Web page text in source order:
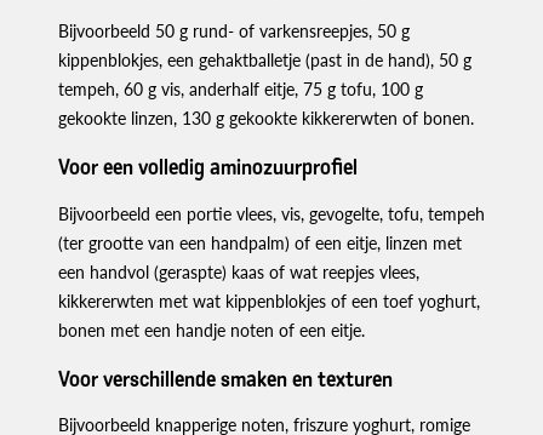
Bijvoorbeeld 50 g rund- of varkensreepjes, 50 g
kippenblokjes, een gehaktballetje (past in de hand), 50 g
tempeh, 60 g vis, anderhalf eitje, 75 g tofu, 100 g
gekookte linzen, 130 g gekookte kikkererwten of bonen.
Voor een volledig aminozuurprofiel
Bijvoorbeeld een portie vlees, vis, gevogelte, tofu, tempeh
(ter grootte van een handpalm) of een eitje, linzen met
een handvol (geraspte) kaas of wat reepjes vlees,
kikkererwten met wat kippenblokjes of een toef yoghurt,
bonen met een handje noten of een eitje.
Voor verschillende smaken en texturen
Bijvoorbeeld knapperige noten, friszure yoghurt, romige